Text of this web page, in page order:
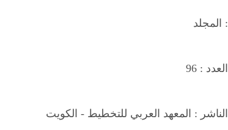
المجلد :
العدد :96
الناشر : المعهد العربي للتخطيط - الكويت